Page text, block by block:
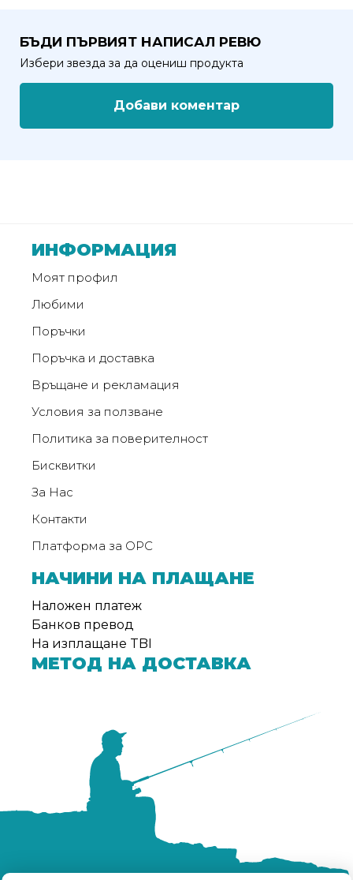
БЪДИ ПЪРВИЯТ НАПИСАЛ РЕВЮ
Избери звезда за да оцениш продукта
Добави коментар
ИНФОРМАЦИЯ
Моят профил
Любими
Поръчки
Поръчка и доставка
Връщане и рекламация
Условия за ползване
Политика за поверителност
Бисквитки
За Нас
Контакти
Платформа за ОРС
НАЧИНИ НА ПЛАЩАНЕ
Наложен платеж
Банков превод
На изплащане TBI
МЕТОД НА ДОСТАВКА